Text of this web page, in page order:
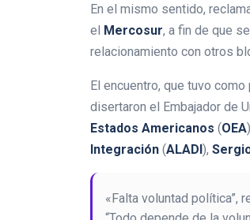
En el mismo sentido,
el Mercosur, a fin de que
relacionamiento con otros
El encuentro, que tuvo
disertaron el Embajador de
Estados Americanos (OEA
Integración (ALADI),
«Falta voluntad política”,